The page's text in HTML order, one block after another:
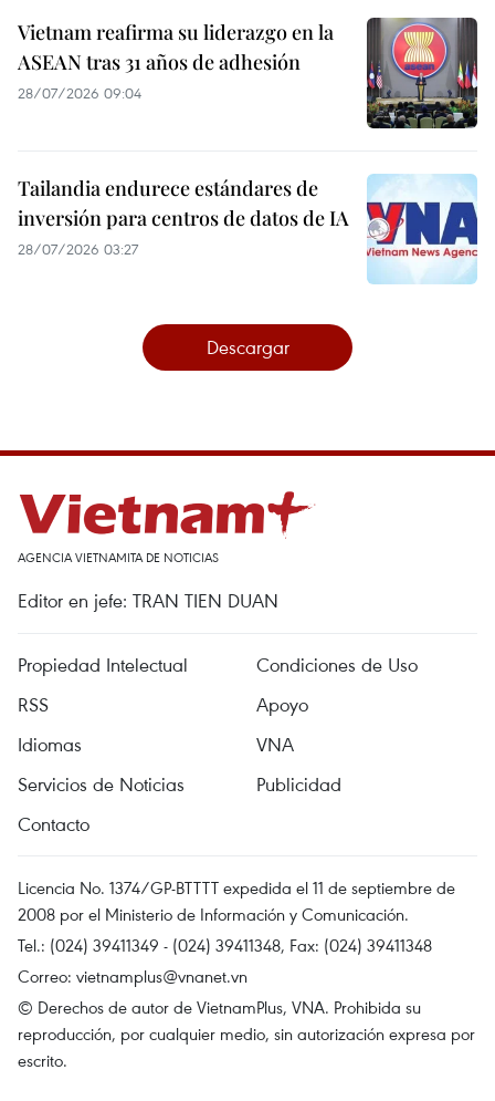
Vietnam reafirma su liderazgo en la
ASEAN tras 31 años de adhesión
28/07/2026 09:04
Tailandia endurece estándares de
inversión para centros de datos de IA
28/07/2026 03:27
Descargar
AGENCIA VIETNAMITA DE NOTICIAS
Editor en jefe: TRAN TIEN DUAN
Propiedad Intelectual
Condiciones de Uso
RSS
Apoyo
Idiomas
VNA
Servicios de Noticias
Publicidad
Contacto
Licencia No. 1374/GP-BTTTT expedida el 11 de septiembre de
2008 por el Ministerio de Información y Comunicación.
Tel.: (024) 39411349 - (024) 39411348, Fax: (024) 39411348
Correo: vietnamplus@vnanet.vn
© Derechos de autor de VietnamPlus, VNA. Prohibida su
reproducción, por cualquier medio, sin autorización expresa por
escrito.